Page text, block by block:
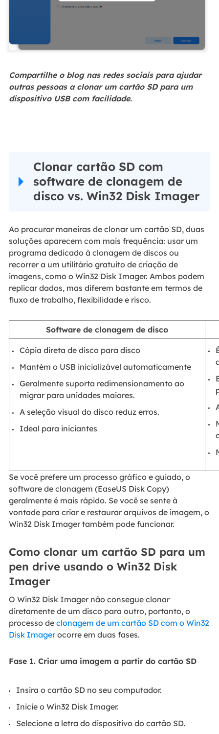
Compartilhe o blog nas redes sociais para ajudar
outras pessoas a clonar um cartão SD para um
dispositivo USB com facilidade.
Clonar cartão SD com
software de clonagem de
disco vs. Win32 Disk Imager
Ao procurar maneiras de clonar um cartão SD, duas
soluções aparecem com mais frequência: usar um
programa dedicado à clonagem de discos ou
recorrer a um utilitário gratuito de criação de
imagens, como o Win32 Disk Imager. Ambos podem
replicar dados, mas diferem bastante em termos de
fluxo de trabalho, flexibilidade e risco.
Software de clonagem de disco
Cópia direta de disco para disco
Mantém o USB inicializável automaticamente
Geralmente suporta redimensionamento ao
migrar para unidades maiores.
A seleção visual do disco reduz erros.
Ideal para iniciantes
Se você prefere um processo gráfico e guiado, o
software de clonagem (EaseUS Disk Copy)
geralmente é mais rápido. Se você se sente à
vontade para criar e restaurar arquivos de imagem, o
Win32 Disk Imager também pode funcionar.
Como clonar um cartão SD para um
pen drive usando o Win32 Disk
Imager
O Win32 Disk Imager não consegue clonar
diretamente de um disco para outro, portanto, o
processo de clonagem de um cartão SD com o Win32
Disk Imagerocorre em duas fases.
Fase 1. Criar uma imagem a partir do cartão SD
Insira o cartão SD no seu computador.
Inicie o Win32 Disk Imager.
Selecione a letra do dispositivo do cartão SD.